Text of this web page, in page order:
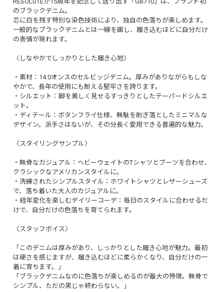
のブラックデニム。
芯に白を残す特別な染色技術により、独自の色落ちが楽しめます。
一般的なブラックデニムとは一線を画し、履き込むほどに自分だけ
の表情が現れます。
〈しなやかでしっかりとした履き心地〉
・素材：14.0オンスのセルビッジデニム。厚みがありながらもしな
やかで、長年の使用にも耐える堅牢さを誇ります。
・シルエット：脚を美しく見せるすっきりとしたテーパードシルエ
ット。
・ディテール：ボタンフライ仕様、無駄を削ぎ落としたミニマルな
デザイン。派手さはないが、その分長く愛用できる普遍的な魅力。
〈スタイリングサンプル〉
・無骨なカジュアル：ヘビーウェイトのTシャツとブーツを合わせ、
クラシックなアメリカンスタイルに。
・洗練されたシンプルスタイル：ホワイトシャツとレザーシューズ
で、落ち着いた大人のカジュアルに。
・経年変化を楽しむデイリーコーデ：毎日のスタイルに合わせるだ
けで、自分だけの色落ちを育てられます。
〈スタッフボイス〉
「このデニムは厚みがあり、しっかりとした履き心地が魅力。最初
は硬さを感じますが、履き込むほどに柔らかくなり、自分だけの一
着に育ちます。」
「ブラックデニムなのに色落ちが楽しめるのが最大の特徴。無骨で
シンプル、ただの黒じゃ終わらない。」